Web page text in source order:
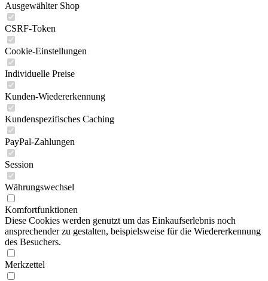
Ausgewählter Shop
CSRF-Token
Cookie-Einstellungen
Individuelle Preise
Kunden-Wiedererkennung
Kundenspezifisches Caching
PayPal-Zahlungen
Session
Währungswechsel
Komfortfunktionen
Diese Cookies werden genutzt um das Einkaufserlebnis noch
ansprechender zu gestalten, beispielsweise für die Wiedererkennung
des Besuchers.
Merkzettel